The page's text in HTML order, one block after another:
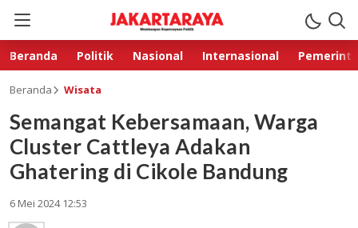
Beranda Politik Nasional Internasional
Beranda Wisata
Semangat Kebersamaan, Warga
Cluster Cattleya Adakan
Ghatering di Cikole Bandung
6 Mei 2024 12:53